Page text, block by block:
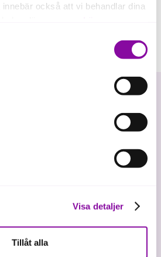
också att vi behandlar dina
kommer användning av kakor
enligt ovan, inte att ske,
är nödvändiga för att hemsidan
inställningar.
Visa detaljer
Tillåt alla
tjänster